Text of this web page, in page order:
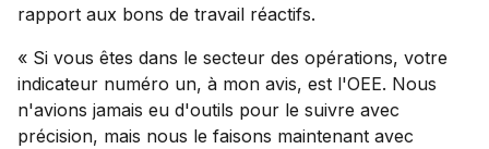
rapport aux bons de travail réactifs.
« Si vous êtes dans le secteur des opérations, votre
indicateur numéro un, à mon avis, est l'OEE. Nous
n'avions jamais eu d'outils pour le suivre avec
précision, mais nous le faisons maintenant avec